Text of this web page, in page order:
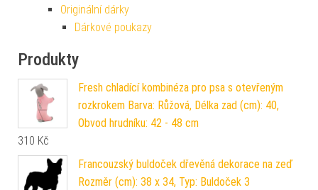
Originální dárky
Dárkové poukazy
Produkty
Fresh chladící kombinéza pro psa s otevřeným
rozkrokem Barva: Růžová, Délka zad (cm): 40,
Obvod hrudníku: 42 - 48 cm
310 Kč
Francouzský buldoček dřevěná dekorace na zeď
Rozměr (cm): 38 x 34, Typ: Buldoček 3